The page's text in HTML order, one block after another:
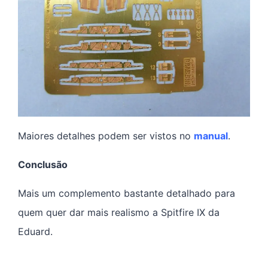
Maiores detalhes podem ser vistos no manual.
Conclusão
Mais um complemento bastante detalhado para
quem quer dar mais realismo a Spitfire IX da
Eduard.